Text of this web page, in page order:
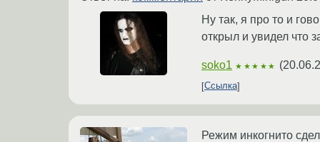
Ну так, я про то и
открыл и увидел что
soko1 ★★★★★ (
Ссылка
Режим инкогнито